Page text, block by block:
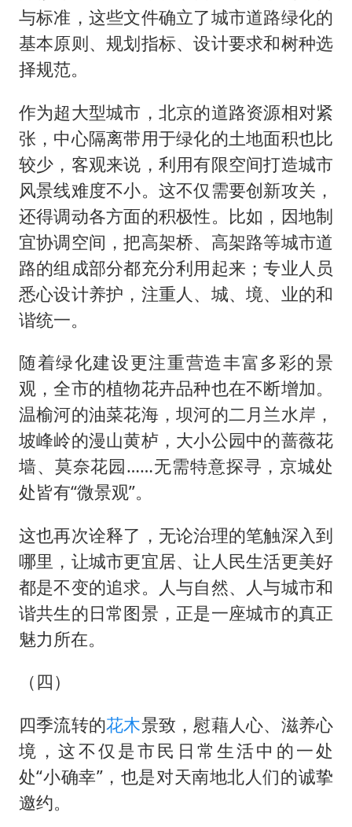
与标准，这些文件确立了城市道路绿化的
基本原则、规划指标、设计要求和树种选
择规范。
作为超大型城市，北京的道路资源相对紧
张，中心隔离带用于绿化的土地面积也比
较少，客观来说，利用有限空间打造城市
风景线难度不小。这不仅需要创新攻关，
还得调动各方面的积极性。比如，因地制
宜协调空间，把高架桥、高架路等城市道
路的组成部分都充分利用起来；专业人员
悉心设计养护，注重人、城、境、业的和
谐统一。
随着绿化建设更注重营造丰富多彩的景
观，全市的植物花卉品种也在不断增加。
温榆河的油菜花海，坝河的二月兰水岸，
坡峰岭的漫山黄栌，大小公园中的蔷薇花
墙、莫奈花园……无需特意探寻，京城处
处皆有“微景观”。
这也再次诠释了，无论治理的笔触深入到
哪里，让城市更宜居、让人民生活更美好
都是不变的追求。人与自然、人与城市和
谐共生的日常图景，正是一座城市的真正
魅力所在。
（四）
四季流转的花木景致，慰藉人心、滋养心
境，这不仅是市民日常生活中的一处
处“小确幸”，也是对天南地北人们的诚挚
邀约。